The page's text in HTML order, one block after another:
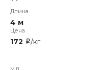
4 м
172 i/кг